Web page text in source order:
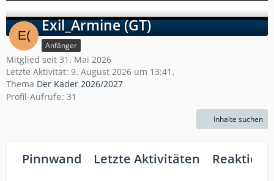
Exil_Armine (GT)
Anfänger
Mitglied seit 31. Mai 2026
Letzte Aktivität: 9. August 2026 um 13:41
Thema Der Kader 2026/2027
Profil-Aufrufe 31
Inhalte suchen
Pinnwand Letzte Aktivitäten